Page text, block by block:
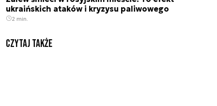
ukraińskich ataków i kryzysu paliwowego
2 min.
Czytaj także